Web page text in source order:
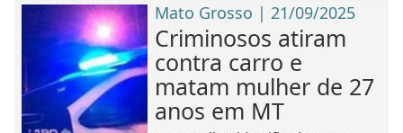
Mato Grosso | 21/09/2025
Criminosos atiram
contra carro e
matam mulher de 27
anos em MT